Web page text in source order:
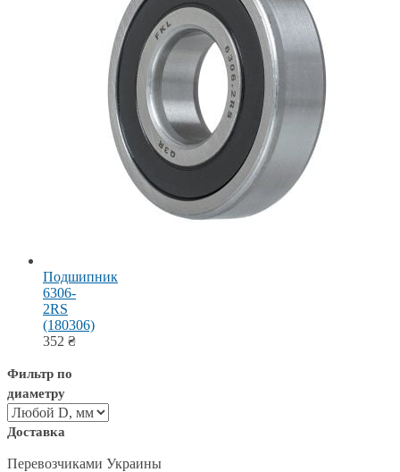
Подшипник
6306-
2RS
(180306)
352 ₴
Фильтр по
диаметру
Доставка
Перевозчиками Украины